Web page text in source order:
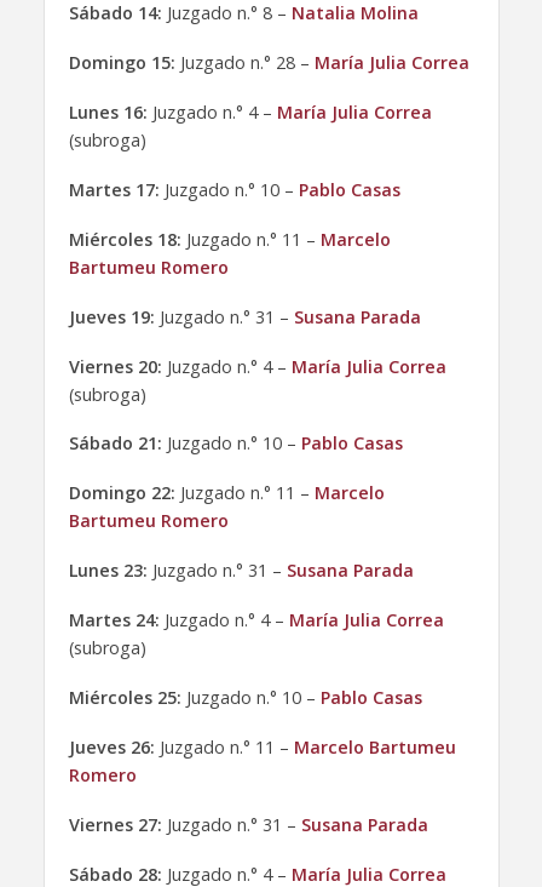
Sábado 14: Juzgado n.° 8 – Natalia Molina
Domingo 15: Juzgado n.° 28 – María Julia Correa
Lunes 16: Juzgado n.° 4 – María Julia Correa
(subroga)
Martes 17: Juzgado n.° 10 – Pablo Casas
Miércoles 18: Juzgado n.° 11 – Marcelo
Bartumeu Romero
Jueves 19: Juzgado n.° 31 – Susana Parada
Viernes 20: Juzgado n.° 4 – María Julia Correa
(subroga)
Sábado 21: Juzgado n.° 10 – Pablo Casas
Domingo 22: Juzgado n.° 11 – Marcelo
Bartumeu Romero
Lunes 23: Juzgado n.° 31 – Susana Parada
Martes 24: Juzgado n.° 4 – María Julia Correa
(subroga)
Miércoles 25: Juzgado n.° 10 – Pablo Casas
Jueves 26: Juzgado n.° 11 – Marcelo Bartumeu
Romero
Viernes 27: Juzgado n.° 31 – Susana Parada
Sábado 28: Juzgado n.° 4 – María Julia Correa